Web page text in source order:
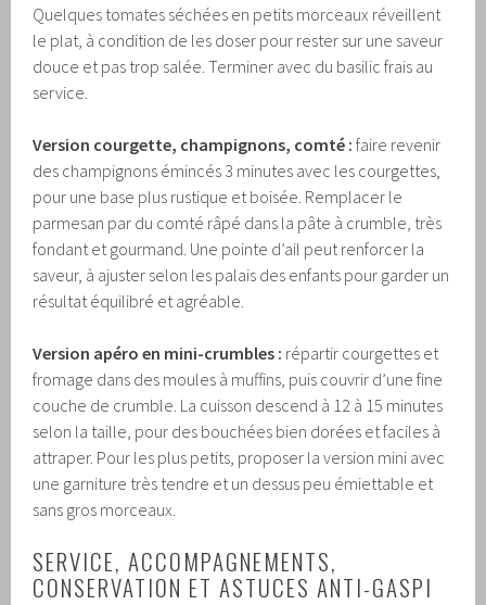
Quelques tomates séchées en petits morceaux réveillent
le plat, à condition de les doser pour rester sur une saveur
douce et pas trop salée. Terminer avec du basilic frais au
service.
Version courgette, champignons, comté : faire revenir
des champignons émincés 3 minutes avec les courgettes,
pour une base plus rustique et boisée. Remplacer le
parmesan par du comté râpé dans la pâte à crumble, très
fondant et gourmand. Une pointe d’ail peut renforcer la
saveur, à ajuster selon les palais des enfants pour garder un
résultat équilibré et agréable.
Version apéro en mini-crumbles : répartir courgettes et
fromage dans des moules à muffins, puis couvrir d’une fine
couche de crumble. La cuisson descend à 12 à 15 minutes
selon la taille, pour des bouchées bien dorées et faciles à
attraper. Pour les plus petits, proposer la version mini avec
une garniture très tendre et un dessus peu émiettable et
sans gros morceaux.
SERVICE, ACCOMPAGNEMENTS,
CONSERVATION ET ASTUCES ANTI-GASPI